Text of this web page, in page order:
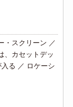
・スクリーン ／
、カセットデッ
る ／ ロケーシ